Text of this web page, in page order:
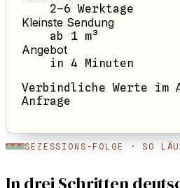
2–6 Werktage
Kleinste Sendung
ab 1 m³
Angebot
in 4 Minuten
Verbindliche Werte im
Anfrage
SEZESSIONS-FOLGE · SO